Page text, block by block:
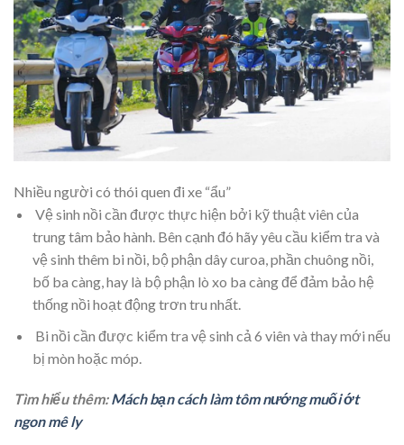
Nhiều người có thói quen đi xe “ẩu”
Vệ sinh nồi cần được thực hiện bởi kỹ thuật viên của
trung tâm bảo hành. Bên cạnh đó hãy yêu cầu kiểm tra và
vệ sinh thêm bi nồi, bộ phận dây curoa, phần chuông nồi,
bố ba càng, hay là bộ phận lò xo ba càng để đảm bảo hệ
thống nồi hoạt động trơn tru nhất.
Bi nồi cần được kiểm tra vệ sinh cả 6 viên và thay mới nếu
bị mòn hoặc móp.
Tìm hiểu thêm:Mách bạn cách làm tôm nướng muối ớt
ngon mê ly